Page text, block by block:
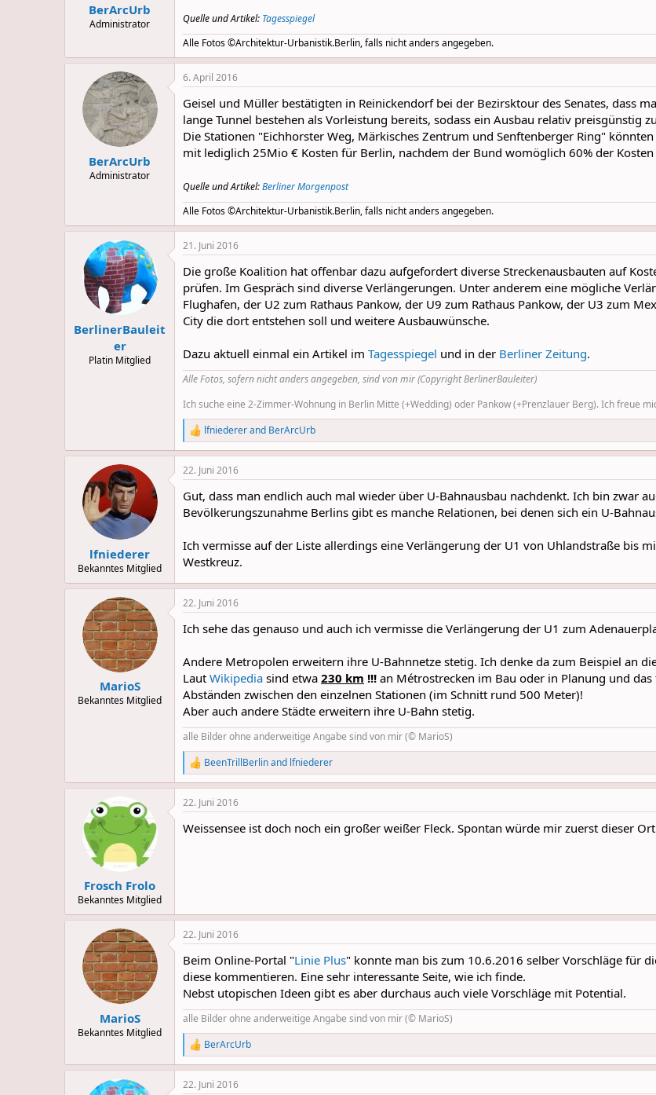
BerArcUrb
Administrator Quelle und Artikel: Tagesspiegel
Alle Fotos ©Architektur-Urbanistik.Berlin, falls nicht anders angegeben.
BerArcUrb
Administrator
6. April 2016
Geisel und Müller bestätigten in Reinickendorf bei der Bezirsktour des Senates, dass
lange Tunnel bestehen als Vorleistung bereits, sodass ein Ausbau relativ preisgünstig
Die Stationen "Eichhorster Weg, Märkisches Zentrum und Senftenberger Ring"
mit lediglich 25Mio € Kosten für Berlin, nachdem der Bund womöglich 60% der
Quelle und Artikel:Berliner Morgenpost
Alle Fotos ©Architektur-Urbanistik.Berlin, falls nicht anders angegeben.
BerlinerBauleit
er
Platin Mitglied
21. Juni 2016
Die große Koalition hat offenbar dazu aufgefordert diverse Streckenausbauten auf
prüfen. Im Gespräch sind diverse Verlängerungen. Unter anderem eine mögliche
Flughafen, der U2 zum Rathaus Pankow, der U9 zum Rathaus Pankow, der U3 zum
City die dort entstehen soll und weitere Ausbauwünsche.
Dazu aktuell einmal ein Artikel im Tagesspiegel und in der Berliner Zeitung.
Alle Fotos, sofern nicht anders angegeben, sind von mir (Copyright BerlinerBauleiter)
Ich suche eine 2-Zimmer-Wohnung in Berlin Mitte (+Wedding) oder Pankow (+Prenzlauer Berg). Ich freue
R
e
a
c
i
o
:
lfniedererand BerArcUrb
lfniederer
Bekanntes Mitglied
22. Juni 2016
Gut, dass man endlich auch mal wieder über U-Bahnausbau nachdenkt. Ich bin zwar
Bevölkerungszunahme Berlins gibt es manche Relationen, bei denen sich ein U-
Ich vermisse auf der Liste allerdings eine Verlängerung der U1 von Uhlandstraße bis
Westkreuz.
MarioS
Bekanntes Mitglied
22. Juni 2016
Ich sehe das genauso und auch ich vermisse die Verlängerung der U1 zum
Andere Metropolen erweitern ihre U-Bahnnetze stetig. Ich denke da zum Beispiel an
Laut Wikipedia sind etwa 230 km !!! an Métrostrecken im Bau oder in Planung und
Abständen zwischen den einzelnen Stationen (im Schnitt rund 500 Meter)!
Aber auch andere Städte erweitern ihre U-Bahn stetig.
alle Bilder ohne anderweitige Angabe sind von mir (© MarioS)
R
e
a
c
i
BeenTrillBerlinand lfniederer
Frosch Frolo
Bekanntes Mitglied
22. Juni 2016
Weissensee ist doch noch ein großer weißer Fleck. Spontan würde mir zuerst dieser
MarioS
Bekanntes Mitglied
22. Juni 2016
Beim Online-Portal "Linie Plus" konnte man bis zum 10.6.2016 selber Vorschläge für
diese kommentieren. Eine sehr interessante Seite, wie ich finde.
Nebst utopischen Ideen gibt es aber durchaus auch viele Vorschläge mit Potential.
alle Bilder ohne anderweitige Angabe sind von mir (© MarioS)
R
e
a
c
BerArcUrb
22. Juni 2016